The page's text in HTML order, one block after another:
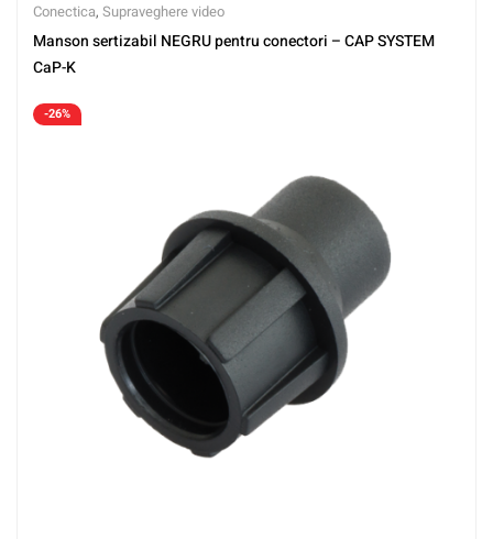
Conectica, Supraveghere video
Manson sertizabil NEGRU pentru conectori – CAP SYSTEM
CaP-K
-26%